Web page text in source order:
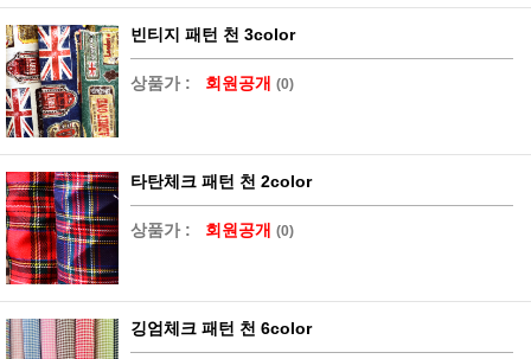
빈티지 패턴 천 3color
상품가 : 회원공개 (0)
타탄체크 패턴 천 2color
상품가 : 회원공개 (0)
깅엄체크 패턴 천 6color